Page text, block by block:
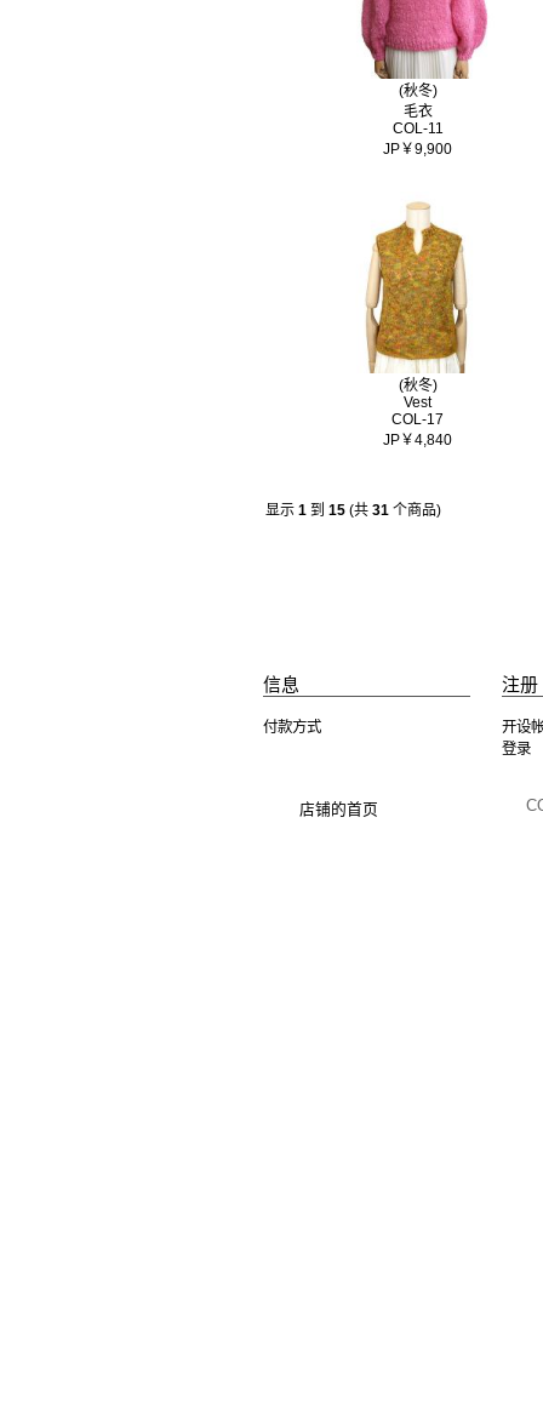
(秋冬)
毛衣
COL-11
JP￥9,900
(秋冬)
Vest
COL-17
JP￥4,840
显示 1 到 15 (共 31 个商品)
信息
付款方式
注册
开设
登录
店铺的首页